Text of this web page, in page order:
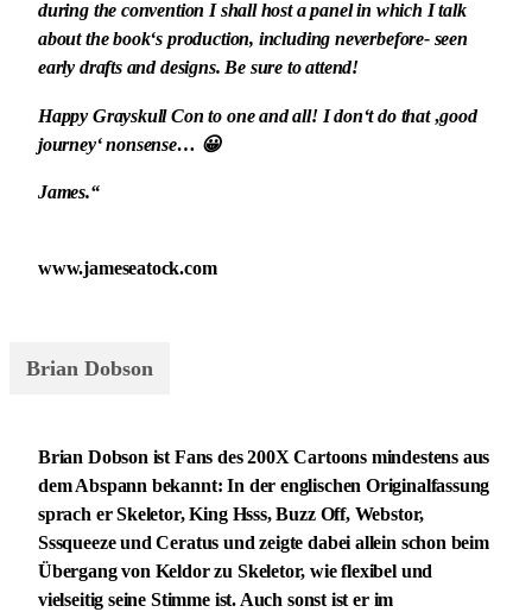
during the convention I shall host a panel in which I talk
about the book‘s production, including neverbefore- seen
early drafts and designs. Be sure to attend!
Happy Grayskull Con to one and all! I don‘t do that ‚good
journey‘ nonsense… 😀
James.“
www.jameseatock.com
Brian Dobson
Brian Dobson ist Fans des 200X Cartoons mindestens aus
dem Abspann bekannt: In der englischen Originalfassung
sprach er Skeletor, King Hsss, Buzz Off, Webstor,
Sssqueeze und Ceratus und zeigte dabei allein schon beim
Übergang von Keldor zu Skeletor, wie flexibel und
vielseitig seine Stimme ist. Auch sonst ist er im